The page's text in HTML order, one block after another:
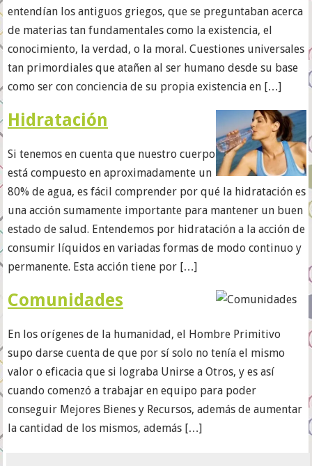
entendían los antiguos griegos, que se preguntaban acerca
de materias tan fundamentales como la existencia, el
conocimiento, la verdad, o la moral. Cuestiones universales
tan primordiales que atañen al ser humano desde su base
como ser con conciencia de su propia existencia en […]
Hidratación
Si tenemos en cuenta que nuestro cuerpo
está compuesto en aproximadamente un
80% de agua, es fácil comprender por qué la hidratación es
una acción sumamente importante para mantener un buen
estado de salud. Entendemos por hidratación a la acción de
consumir líquidos en variadas formas de modo continuo y
permanente. Esta acción tiene por […]
Comunidades
En los orígenes de la humanidad, el Hombre Primitivo
supo darse cuenta de que por sí solo no tenía el mismo
valor o eficacia que si lograba Unirse a Otros, y es así
cuando comenzó a trabajar en equipo para poder
conseguir Mejores Bienes y Recursos, además de aumentar
la cantidad de los mismos, además […]